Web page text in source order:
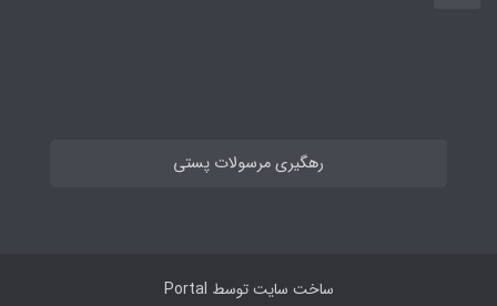
رهگیری مرسولات پستی
ساخت سایت توسط Portal